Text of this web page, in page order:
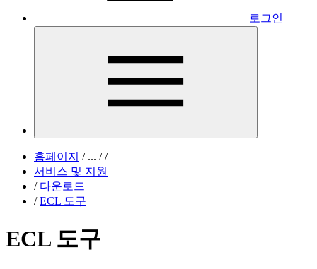
로그인
홈페이지 /... / /
서비스 및 지원
/ 다운로드
/ ECL 도구
ECL 도구